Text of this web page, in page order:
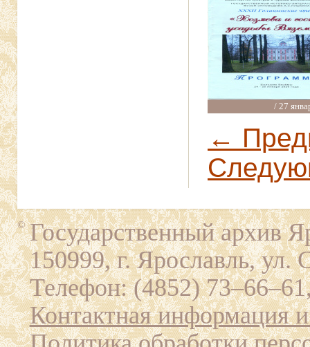
/ 27
←
© Государственный архив
150999, г. Ярославль, ул.
Телефон: (4852)
Контактная информация